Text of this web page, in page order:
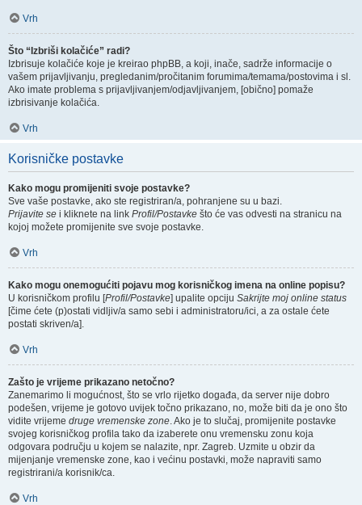
Vrh
Što “Izbriši kolačiće” radi?
Izbrisuje kolačiće koje je kreirao phpBB, a koji, inače, sadrže informacije o
vašem prijavljivanju, pregledanim/pročitanim forumima/temama/postovima i sl.
Ako imate problema s prijavljivanjem/odjavljivanjem, [obično] pomaže
izbrisivanje kolačića.
Vrh
Korisničke postavke
Kako mogu promijeniti svoje postavke?
Sve vaše postavke, ako ste registriran/a, pohranjene su u bazi.
Prijavite se i kliknete na link Profil/Postavke što će vas odvesti na stranicu na
kojoj možete promijenite sve svoje postavke.
Vrh
Kako mogu onemogućiti pojavu mog korisničkog imena na online popisu?
U korisničkom profilu [Profil/Postavke] upalite opciju Sakrijte moj online status
[čime ćete (p)ostati vidljiv/a samo sebi i administratoru/ici, a za ostale ćete
postati skriven/a].
Vrh
Zašto je vrijeme prikazano netočno?
Zanemarimo li mogućnost, što se vrlo rijetko događa, da server nije dobro
podešen, vrijeme je gotovo uvijek točno prikazano, no, može biti da je ono što
vidite vrijeme druge vremenske zone. Ako je to slučaj, promijenite postavke
svojeg korisničkog profila tako da izaberete onu vremensku zonu koja
odgovara području u kojem se nalazite, npr. Zagreb. Uzmite u obzir da
mijenjanje vremenske zone, kao i većinu postavki, može napraviti samo
registrirani/a korisnik/ca.
Vrh